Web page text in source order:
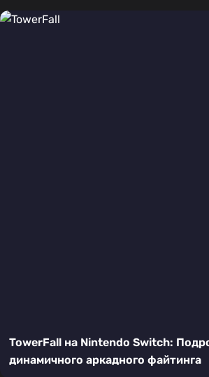
TowerFall на Nintendo Switch:
динамичного аркадного файтинга